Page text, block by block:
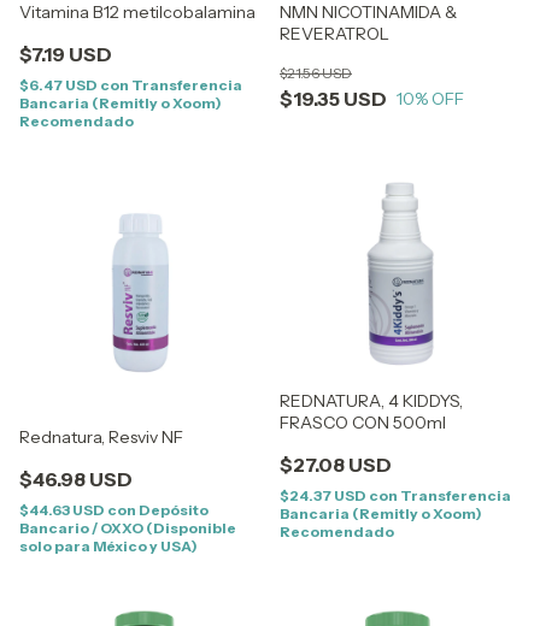
Vitamina B12 metilcobalamina
$7.19 USD
$6.47 USD con Transferencia
Bancaria (Remitly o Xoom)
Recomendado
NMN NICOTINAMIDA &
REVERATROL
$19.35 USD
$21.56 USD
10% OFF
Rednatura, Resviv NF
$46.98 USD
$44.63 USD con Depósito
Bancario / OXXO (Disponible
solo para México y USA)
REDNATURA, 4 KIDDYS,
FRASCO CON 500ml
$27.08 USD
$24.37 USD con Transferencia
Bancaria (Remitly o Xoom)
Recomendado